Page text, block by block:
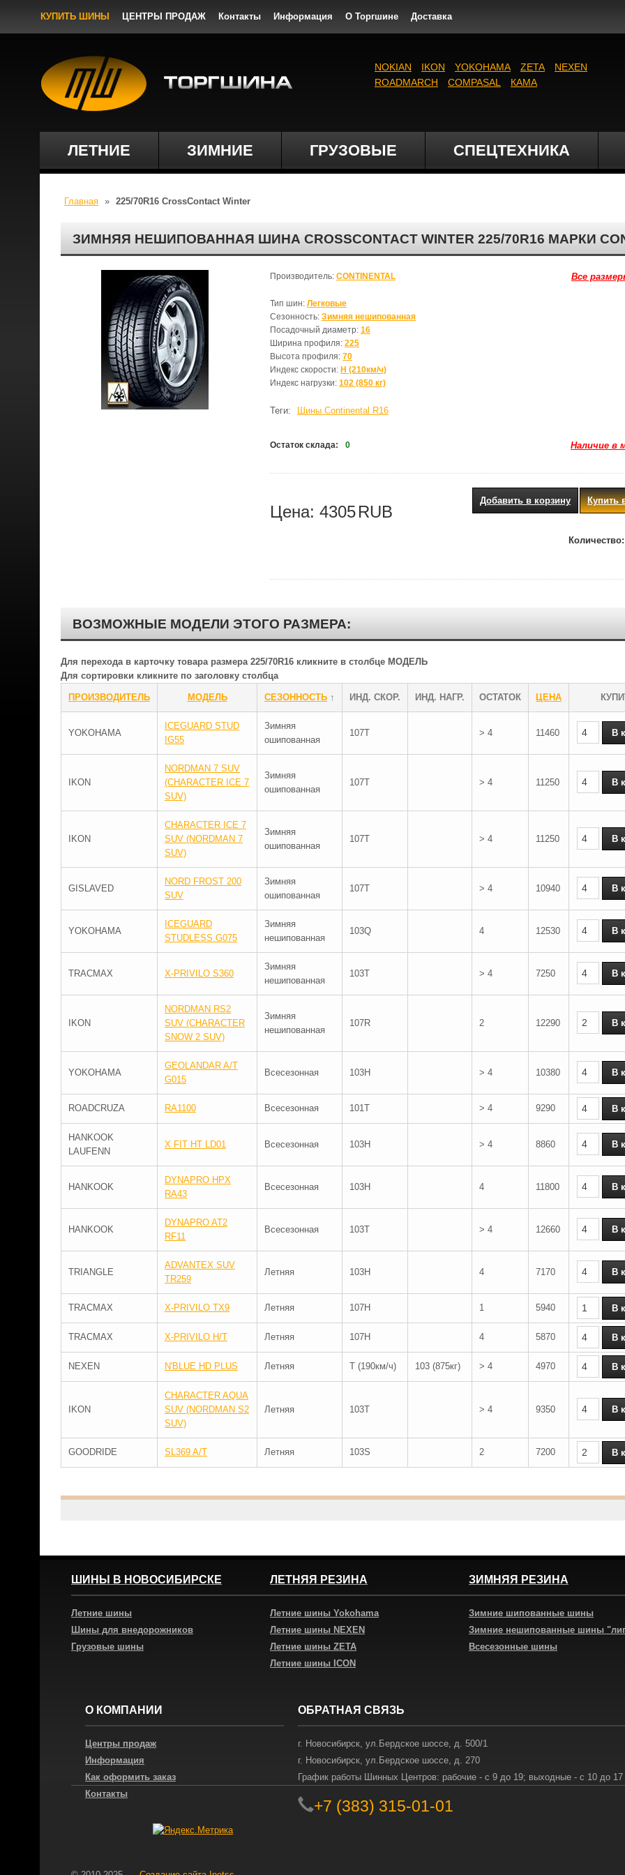
КУПИТЬ ШИНЫ ЦЕНТРЫ ПРОДАЖ Контакты Информация О Торгшине Доставка
ЛЕТНИЕ ЗИМНИЕ ГРУЗОВЫЕ СПЕЦТЕХНИКА
NOKIAN IKON YOKOHAMA ZETA
NEXEN
ROADMARCH
COMPASAL КАМА
Главная » 225/70R16 CrossContact Winter
ЗИМНЯЯ НЕШИПОВАННАЯ ШИНА CROSSCONTACT WINTER 225/70R16 МАРКИ
Все
Производитель: CONTINENTAL
Тип шин: Легковые
Сезонность: Зимняя нешипованная
Посадочный диаметр: 16
Ширина профиля: 225
Высота профиля: 70
Индекс скорости: H (210км/ч)
Индекс нагрузки: 102 (850 кг)
Теги: Шины Continental R16
Остаток склада: 0 Наличие в
Цена: 4305RUB
Купить
Добавить в корзину
Количество:
ВОЗМОЖНЫЕ МОДЕЛИ ЭТОГО РАЗМЕРА:
Для перехода в карточку товара размера 225/70R16 кликните в столбце МОДЕЛЬ
Для сортировки кликните по заголовку столбца
ПРОИЗВОДИТЕЛЬ МОДЕЛЬ СЕЗОННОСТЬ ↑ ИНД. СКОР. ИНД. НАГР. ОСТАТОК ЦЕНА
YOKOHAMA
ICEGUARD STUD
IG55
Зимняя
ошипованная
107T > 4 11460
IKON
NORDMAN 7 SUV
(CHARACTER ICE 7
SUV)
Зимняя
ошипованная
107T > 4 11250
IKON
CHARACTER ICE 7
SUV (NORDMAN 7
SUV)
Зимняя
ошипованная
107T > 4 11250
GISLAVED
NORD FROST 200
SUV
Зимняя
ошипованная
107T > 4 10940
YOKOHAMA
ICEGUARD
STUDLESS G075
Зимняя
нешипованная
103Q 4 12530
TRACMAX X-PRIVILO S360
Зимняя
нешипованная
103T > 4 7250
IKON
NORDMAN RS2
SUV (CHARACTER
SNOW 2 SUV)
Зимняя
нешипованная
107R 2 12290
YOKOHAMA
GEOLANDAR A/T
G015
Всесезонная 103H > 4 10380
ROADCRUZA RA1100 Всесезонная 101T > 4 9290
HANKOOK
LAUFENN
X FIT HT LD01 Всесезонная 103H > 4 8860
HANKOOK
DYNAPRO HPX
RA43
Всесезонная 103H 4 11800
HANKOOK
DYNAPRO AT2
RF11
Всесезонная 103T > 4 12660
TRIANGLE
ADVANTEX SUV
TR259
Летняя 103H 4 7170
TRACMAX X-PRIVILO TX9 Летняя 107H 1 5940
TRACMAX X-PRIVILO H/T Летняя 107H 4 5870
NEXEN N'BLUE HD PLUS Летняя T (190км/ч) 103 (875кг) > 4 4970
IKON
CHARACTER AQUA
SUV (NORDMAN S2
SUV)
Летняя 103T > 4 9350
GOODRIDE SL369 A/T Летняя 103S 2 7200
ШИНЫ В НОВОСИБИРСКЕ
Летние шины
Шины для внедорожников
Грузовые шины
ЛЕТНЯЯ РЕЗИНА
Летние шины Yokohama
Летние шины NEXEN
Летние шины ZETA
Летние шины ICON
ЗИМНЯЯ РЕЗИНА
Зимние шипованные шины
Зимние нешипованные шины
Всесезонные шины
О КОМПАНИИ
Центры продаж
Информация
Как оформить заказ
Контакты
ОБРАТНАЯ СВЯЗЬ
г. Новосибирск, ул.Бердское шоссе, д. 500/1
г. Новосибирск, ул.Бердское шоссе, д. 270
График работы Шинных Центров: рабочие - с 9 до 19; выходные - с 10 до 17
+7 (383) 315-01-01